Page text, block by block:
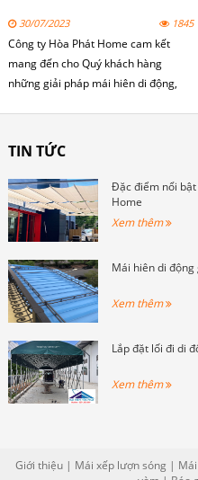
30/07/2023 1845
Công ty Hòa Phát Home cam kết
mang đến cho Quý khách hàng
những giải pháp mái hiên di động,
đủ các yêu cầu về thiết kế và lựa
chúng tôi sẽ tư vấn và hỗ trợ Quý
khách hàng trong quá trình chọn
mẫu và thiết kế mái che trường học
phù hợp.
TIN TỨC
Đặc điểm nổi
Home
Xem thêm
Mái hiên di
Xem thêm
Lắp đặt lối đi di
Xem thêm
Giới thiệu | Mái xếp lượn sóng |